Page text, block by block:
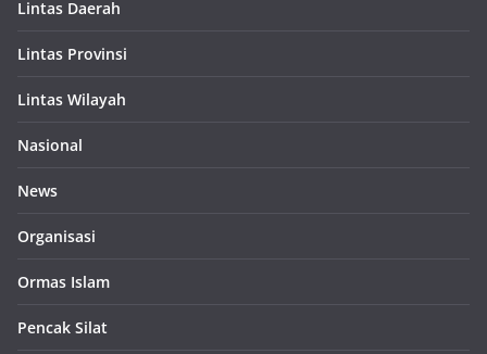
Lintas Daerah
Lintas Provinsi
Lintas Wilayah
Nasional
News
Organisasi
Ormas Islam
Pencak Silat